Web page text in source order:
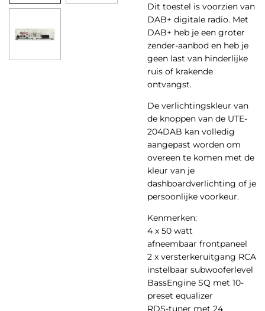
Dit toestel is voorzien van
DAB+ digitale radio. Met
DAB+ heb je een groter
zender-aanbod en heb je
geen last van hinderlijke
ruis of krakende
ontvangst.
De verlichtingskleur van
de knoppen van de UTE-
204DAB kan volledig
aangepast worden om
overeen te komen met de
kleur van je
dashboardverlichting of je
persoonlijke voorkeur.
Kenmerken:
4 x 50 watt
afneembaar frontpaneel
2 x versterkeruitgang RCA
instelbaar subwooferlevel
BassEngine SQ met 10-
preset equalizer
RDS-tuner met 24